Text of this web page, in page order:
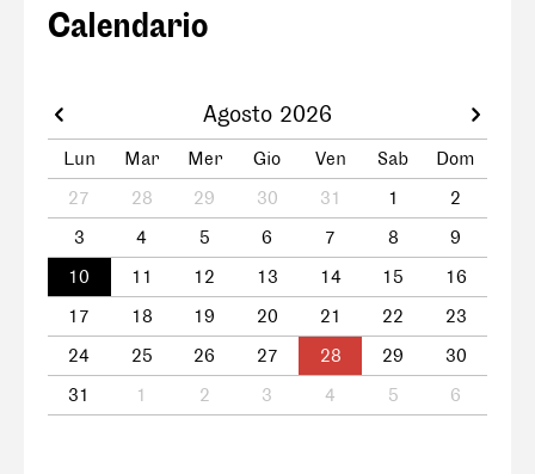
Calendario
Agosto 2026
Lun Mar Mer Gio Ven Sab
Dom
27
28 29 30 31 1
2
3
4 5 6 7 8
9
10
11 12 13 14 15
16
17
18 19 20 21 22
23
24
25 26 27 28 29
30
31
1 2 3 4 5 6